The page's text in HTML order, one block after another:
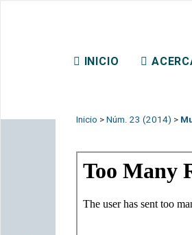
INICIO
Inicio > Núm. 23 (2014) >